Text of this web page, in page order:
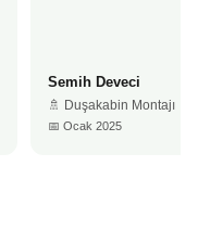
Semih Deveci
🚿 Duşakabin Montajı
📅 Ocak 2025